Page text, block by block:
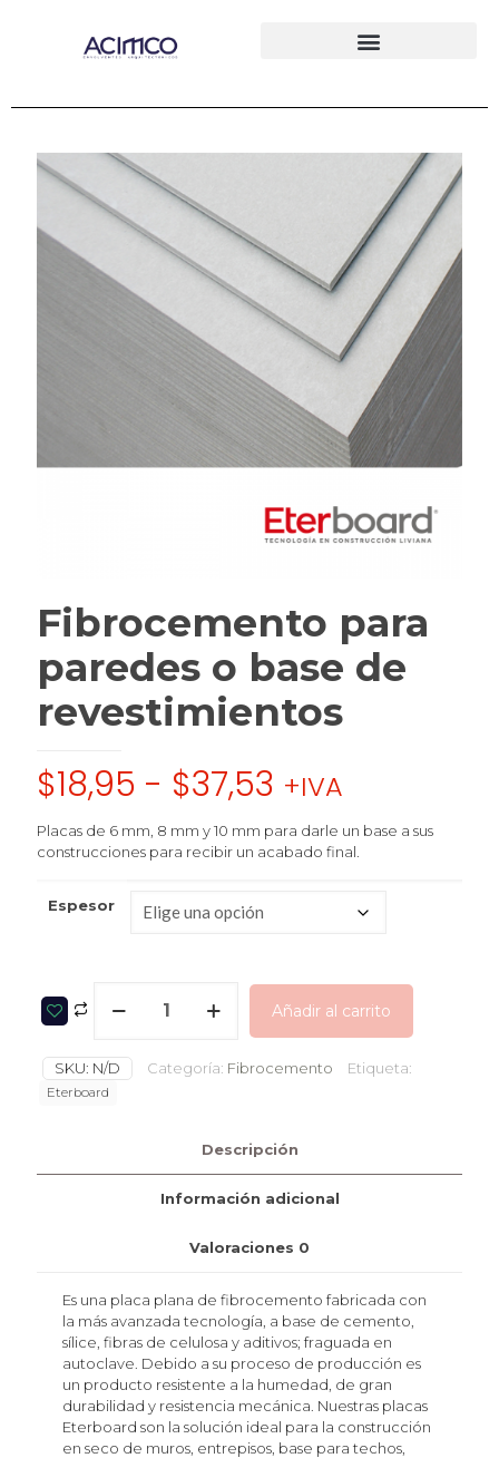
Fibrocemento para
paredes o base de
revestimientos
$18,95 - $37,53 +IVA
Placas de 6 mm, 8 mm y 10 mm para darle un base a sus
construcciones para recibir un acabado final.
Espesor
Añadir al carrito
SKU: N/D Categoría: Fibrocemento Etiqueta:
Eterboard
Descripción
Información adicional
Valoraciones 0
Es una placa plana de fibrocemento fabricada con
la más avanzada tecnología, a base de cemento,
sílice, fibras de celulosa y aditivos; fraguada en
autoclave. Debido a su proceso de producción es
un producto resistente a la humedad, de gran
durabilidad y resistencia mecánica. Nuestras placas
Eterboard son la solución ideal para la construcción
en seco de muros, entrepisos, base para techos,